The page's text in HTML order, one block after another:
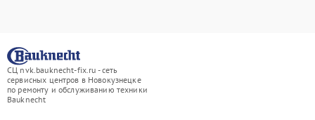
СЦ nvk.bauknecht-fix.ru - сеть
сервисных центров в Новокузнецке
по ремонту и обслуживанию техники
Bauknecht